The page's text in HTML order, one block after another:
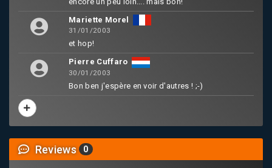
Mariette Morel
31/01/2003
et hop!
Pierre Cuffaro
30/01/2003
Bon ben j'espère en voir d'autres ! ;-)
Reviews 0